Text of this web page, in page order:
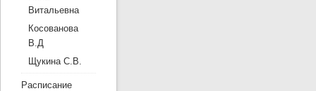
Витальевна
Косованова
В.Д
Щукина С.В.
Расписание